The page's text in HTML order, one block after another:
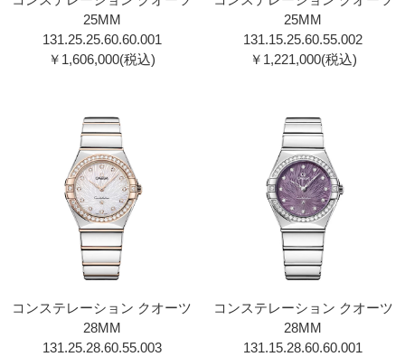
25MM
131.25.25.60.60.001
￥1,606,000(税込)
25MM
131.15.25.60.55.002
￥1,221,000(税込)
コンステレーション クオーツ
28MM
131.25.28.60.55.003
コンステレーション クオーツ
28MM
131.15.28.60.60.001